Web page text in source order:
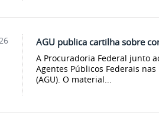
AGU publica cartilha sobre
A Procuradoria Federal junto
Agentes Públicos Federais
(AGU). O material...